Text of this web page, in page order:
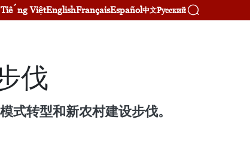
Tiếng ViệtEnglishFrançaisEspañol中文Русский
伐
式转型和新农村建设步伐。